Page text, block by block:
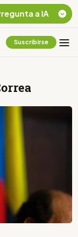
Suscribirse
a IA
Listar destinos
Ecuatoriana
¿En que consiste la